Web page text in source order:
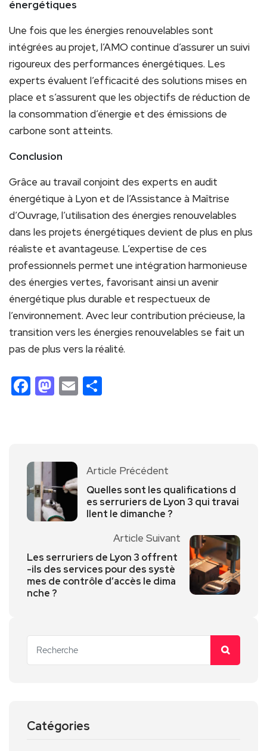
énergétiques
Une fois que les énergies renouvelables sont
intégrées au projet, l’AMO continue d’assurer un suivi
rigoureux des performances énergétiques. Les
experts évaluent l’efficacité des solutions mises en
place et s’assurent que les objectifs de réduction de
la consommation d’énergie et des émissions de
carbone sont atteints.
Conclusion
Grâce au travail conjoint des experts en audit
énergétique à Lyon et de l’Assistance à Maîtrise
d’Ouvrage, l’utilisation des énergies renouvelables
dans les projets énergétiques devient de plus en plus
réaliste et avantageuse. L’expertise de ces
professionnels permet une intégration harmonieuse
des énergies vertes, favorisant ainsi un avenir
énergétique plus durable et respectueux de
l’environnement. Avec leur contribution précieuse, la
transition vers les énergies renouvelables se fait un
pas de plus vers la réalité.
Facebook
Mastodon
Email
Article Précédent
Quelles sont les qualifications d
es serruriers de Lyon 3 qui travai
llent le dimanche ?
Article Suivant
Les serruriers de Lyon 3 offrent
-ils des services pour des systè
mes de contrôle d’accès le dima
nche ?
Catégories